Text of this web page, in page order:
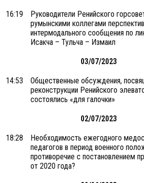
16:19
Руководители Ренийского
румынскими коллегами
интермодального сообщения по
Исакча – Тульча – Измаил
03/07/2023
14:53
Общественные обсуждения,
реконструкции Ренийского
состоялись «для галочки»
02/07/2023
18:28
Необходимость ежегодного
педагогов в период военного
противоречие с постановлением
от 2020 года?